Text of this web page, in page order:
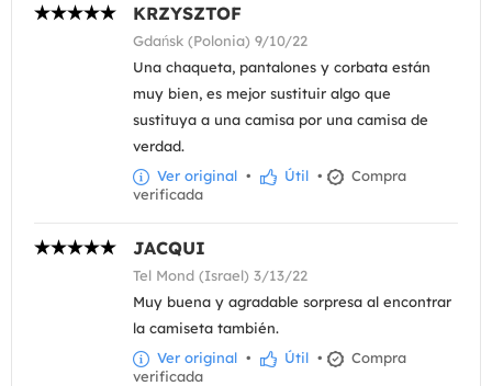
KRZYSZTOF
Gdańsk (Polonia) 9/10/22
Una chaqueta, pantalones y corbata están
muy bien, es mejor sustituir algo que
sustituya a una camisa por una camisa de
verdad.
Ver original • Útil •
Compra
verificada
JACQUI
Tel Mond (Israel) 3/13/22
Muy buena y agradable sorpresa al encontrar
la camiseta también.
Ver original • Útil •
Compra
verificada